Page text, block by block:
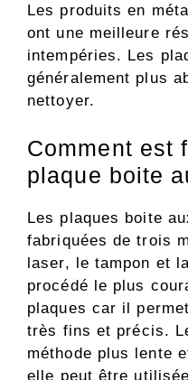
Les produits en
ont une meilleure
intempéries. Les
généralement plus
nettoyer.
Comment est
plaque boite
Les plaques boite
fabriquées de trois
laser, le tampon et
procédé le plus
plaques car il
très fins et précis.
méthode plus lente
elle peut être